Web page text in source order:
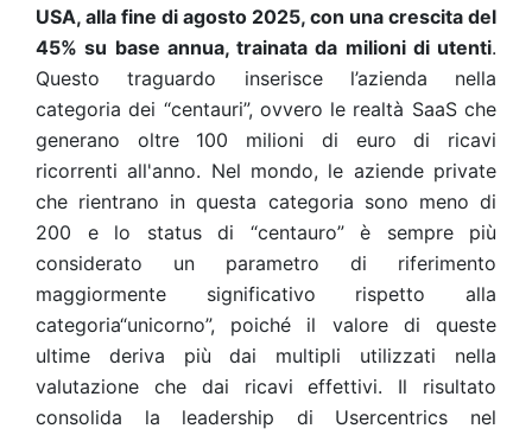
USA, alla fine di agosto 2025, con una crescita del
45% su base annua, trainata da milioni di utenti.
Questo traguardo inserisce l’azienda nella
categoria dei “centauri”, ovvero le realtà SaaS che
generano oltre 100 milioni di euro di ricavi
ricorrenti all'anno. Nel mondo, le aziende private
che rientrano in questa categoria sono meno di
200 e lo status di “centauro” è sempre più
considerato un parametro di riferimento
maggiormente significativo rispetto alla
categoria“unicorno”, poiché il valore di queste
ultime deriva più dai multipli utilizzati nella
valutazione che dai ricavi effettivi. Il risultato
consolida la leadership di Usercentrics nel